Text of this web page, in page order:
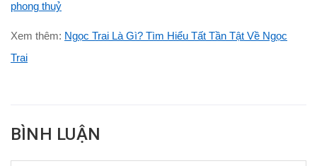
phong thuỷ
Xem thêm: Ngọc Trai Là Gì? Tìm Hiểu Tất Tần Tật Về Ngọc
Trai
BÌNH LUẬN